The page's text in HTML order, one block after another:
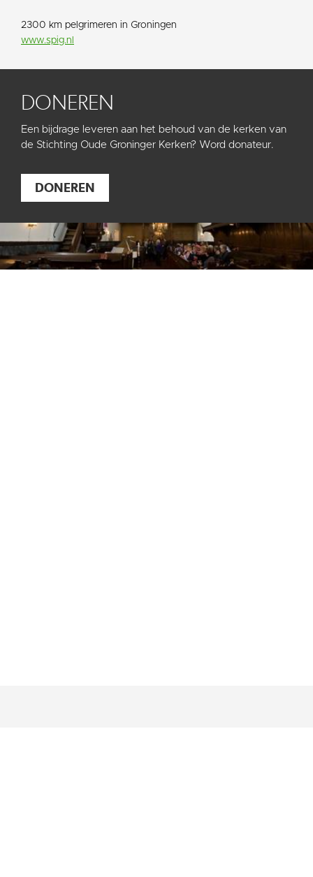
2300 km pelgrimeren in Groningen
www.spig.nl
DONEREN
Een bijdrage leveren aan het behoud van de kerken van
de Stichting Oude Groninger Kerken? Word donateur.
DONEREN